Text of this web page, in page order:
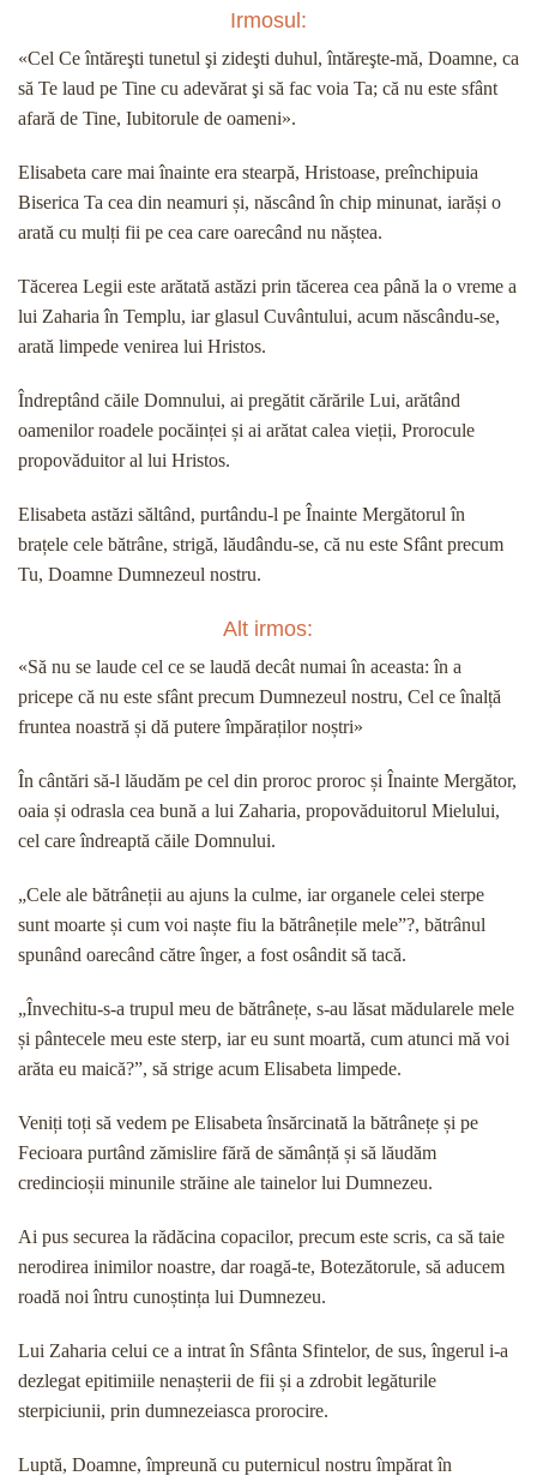
Irmosul:
«Cel Ce întăreşti tunetul şi zideşti duhul, întăreşte-mă, Doamne, ca
să Te laud pe Tine cu adevărat şi să fac voia Ta; că nu este sfânt
afară de Tine, Iubitorule de oameni».
Elisabeta care mai înainte era stearpă, Hristoase, preînchipuia
Biserica Ta cea din neamuri și, născând în chip minunat, iarăși o
arată cu mulți fii pe cea care oarecând nu năștea.
Tăcerea Legii este arătată astăzi prin tăcerea cea până la o vreme a
lui Zaharia în Templu, iar glasul Cuvântului, acum născându-se,
arată limpede venirea lui Hristos.
Îndreptând căile Domnului, ai pregătit cărările Lui, arătând
oamenilor roadele pocăinței și ai arătat calea vieții, Prorocule
propovăduitor al lui Hristos.
Elisabeta astăzi săltând, purtându-l pe Înainte Mergătorul în
brațele cele bătrâne, strigă, lăudându-se, că nu este Sfânt precum
Tu, Doamne Dumnezeul nostru.
Alt irmos:
«Să nu se laude cel ce se laudă decât numai în aceasta: în a
pricepe că nu este sfânt precum Dumnezeul nostru, Cel ce înalță
fruntea noastră și dă putere împăraților noștri»
În cântări să-l lăudăm pe cel din proroc proroc și Înainte Mergător,
oaia și odrasla cea bună a lui Zaharia, propovăduitorul Mielului,
cel care îndreaptă căile Domnului.
„Cele ale bătrâneții au ajuns la culme, iar organele celei sterpe
sunt moarte și cum voi naște fiu la bătrânețile mele”?, bătrânul
spunând oarecând către înger, a fost osândit să tacă.
„Învechitu-s-a trupul meu de bătrânețe, s-au lăsat mădularele mele
și pântecele meu este sterp, iar eu sunt moartă, cum atunci mă voi
arăta eu maică?”, să strige acum Elisabeta limpede.
Veniți toți să vedem pe Elisabeta însărcinată la bătrânețe și pe
Fecioara purtând zămislire fără de sămânță și să lăudăm
credincioșii minunile străine ale tainelor lui Dumnezeu.
Ai pus securea la rădăcina copacilor, precum este scris, ca să taie
nerodirea inimilor noastre, dar roagă-te, Botezătorule, să aducem
roadă noi întru cunoștința lui Dumnezeu.
Lui Zaharia celui ce a intrat în Sfânta Sfintelor, de sus, îngerul i-a
dezlegat epitimiile nenașterii de fii și a zdrobit legăturile
sterpiciunii, prin dumnezeiasca prorocire.
Luptă, Doamne, împreună cu puternicul nostru împărat în